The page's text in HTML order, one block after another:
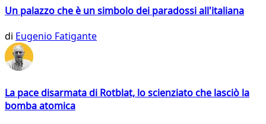
Un palazzo che è un simbolo dei paradossi all'italiana
di Eugenio Fatigante
La pace disarmata di Rotblat, lo scienziato che lasciò la
bomba atomica